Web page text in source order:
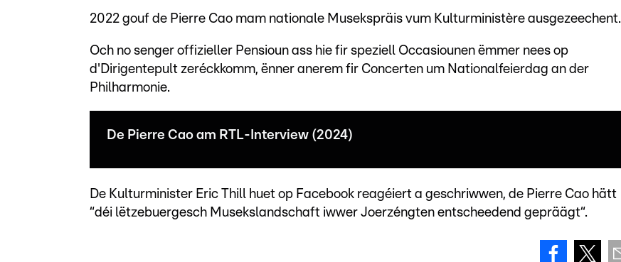
2022 gouf de Pierre Cao mam nationale Musekspräis vum Kulturministère ausgezeechent.
Och no senger offizieller Pensioun ass hie fir speziell Occasiounen ëmmer nees op
d'Dirigentepult zeréckkomm, ënner anerem fir Concerten um Nationalfeierdag an der
Philharmonie.
De Pierre Cao am RTL-Interview (2024)
De Kulturminister Eric Thill huet op Facebook reagéiert a geschriwwen, de Pierre Cao hätt
“déi lëtzebuergesch Musekslandschaft iwwer Joerzéngten entscheedend gepräägt“.